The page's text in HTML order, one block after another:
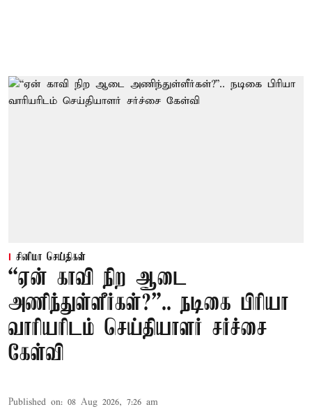
சினிமா செய்திகள்
“ஏன் காவி நிற ஆடை
அணிந்துள்ளீர்கள்?”.. நடிகை பிரியா
வாரியரிடம் செய்தியாளர் சர்ச்சை
கேள்வி
Published on: 08 Aug 2026, 7:26 am